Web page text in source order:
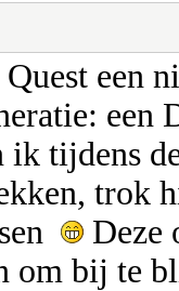
een
een
tijdens
trok
Deze
om bij te